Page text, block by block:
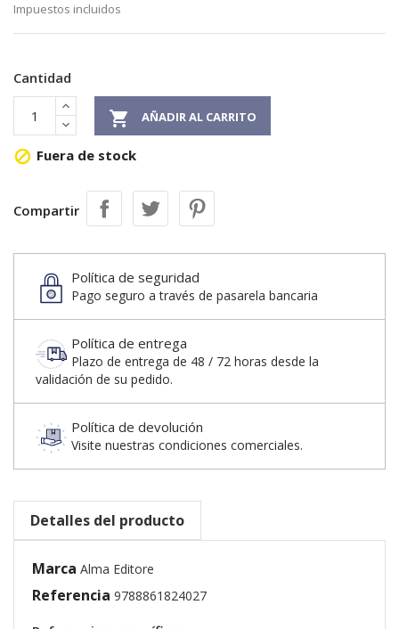
Impuestos incluidos
Cantidad
 AÑADIR AL CARRITO
 Fuera de stock
Compartir
Política de seguridad
Pago seguro a través de pasarela bancaria
Política de entrega
Plazo de entrega de 48 / 72 horas desde la
validación de su pedido.
Política de devolución
Visite nuestras condiciones comerciales.
Detalles del producto
Marca Alma Editore
Referencia 9788861824027